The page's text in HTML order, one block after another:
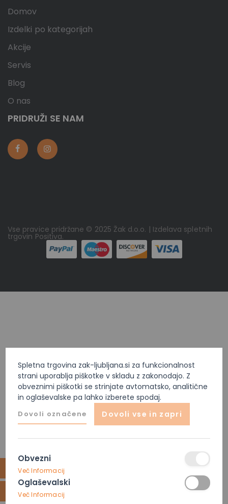
Obvezni
Več Informacij
Oglaševalski
Več Informacij
Spletna trgovina zak-ljubljana.si za funkcionalnost
strani uporablja piškotke v skladu z zakonodajo. Z
obveznimi piškotki se strinjate avtomatsko, analitične
in oglaševalske pa lahko izberete spodaj.
Dovoli označene Dovoli vse in zapri
Domov
Izdelki po kategorijah
Akcije
Servis
Blog
O nas
PRIDRUŽI SE NAM
Vse pravice pridržane © 2025 Žak d.o.o. | Izdelava spletnih
trgovin Positiva.